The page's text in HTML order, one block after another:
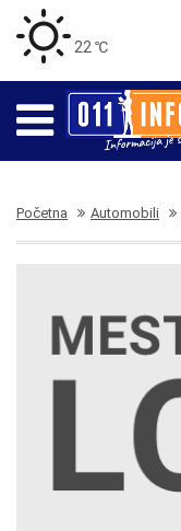
22 ℃
Početna Automobili